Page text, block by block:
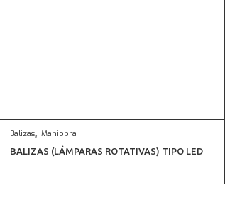
Balizas, Maniobra
BALIZAS (LÁMPARAS ROTATIVAS) TIPO LED